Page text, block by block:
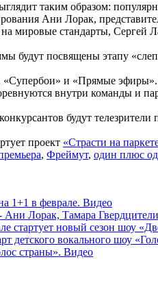
таким образом:
Ани Лорак,
мировые стандарты, Сергей
будут посвящены этапу
«Супербои» и «Прямые
внутри команды и
будут
проект «Страсти на
, Фреймут, один плюс
1+1 в феврале. Видео
Ани Лорак, Тамара
стартует новый сезон шоу
детского вокального шоу
страны». Видео